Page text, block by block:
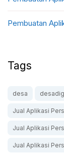
Pembuatan
Tags
desa
Jual Aplikasi
Jual Aplikasi
Jual Aplikasi